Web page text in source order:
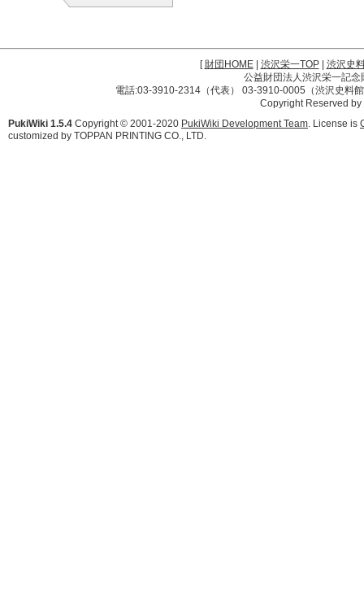
[財団HOME| 渋沢栄一TOP| 渋沢史
公益財団法人渋沢栄一記
電話:03-3910-2314（代表） 03-3910-0005（渋沢史料
Copyright Reserved
PukiWiki 1.5.4 Copyright © 2001-2020 PukiWiki Development Team. License is
customized by TOPPAN PRINTING CO., LTD.